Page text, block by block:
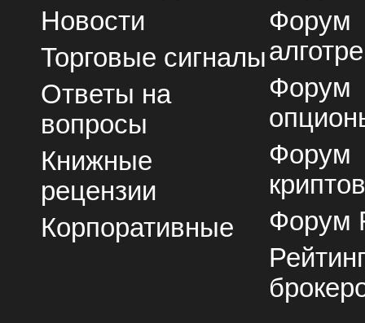
Новости
Торговые сигналы
Ответы на
вопросы
Книжные
рецензии
Корпоративные
Форум
Форум
Форум
Форум